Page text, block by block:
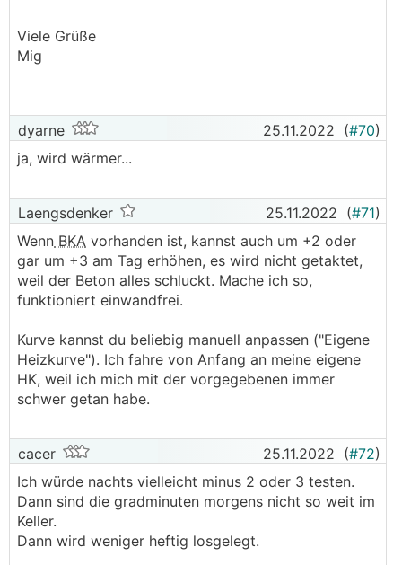
Viele Grüße
Mig
dyarne 25.11.2022 (#70)
ja, wird wärmer...
Laengsdenker 25.11.2022 (#71)
Wenn BKA vorhanden ist, kannst auch um +2 oder
gar um +3 am Tag erhöhen, es wird nicht getaktet,
weil der Beton alles schluckt. Mache ich so,
funktioniert einwandfrei.
Kurve kannst du beliebig manuell anpassen ("Eigene
Heizkurve"). Ich fahre von Anfang an meine eigene
HK, weil ich mich mit der vorgegebenen immer
schwer getan habe.
cacer 25.11.2022 (#72)
Ich würde nachts vielleicht minus 2 oder 3 testen.
Dann sind die gradminuten morgens nicht so weit im
Keller.
Dann wird weniger heftig losgelegt.